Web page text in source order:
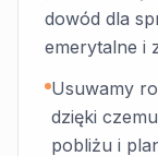
dowód dla
emerytalne i
Usuwamy
dzięki
pobliżu i